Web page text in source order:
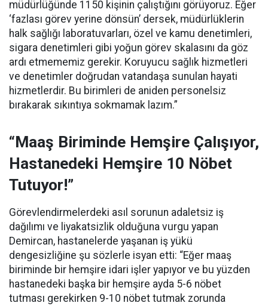
müdürlüğünde 1150 kişinin çalıştığını görüyoruz. Eğer
‘fazlası görev yerine dönsün’ dersek, müdürlüklerin
halk sağlığı laboratuvarları, özel ve kamu denetimleri,
sigara denetimleri gibi yoğun görev skalasını da göz
ardı etmememiz gerekir. Koruyucu sağlık hizmetleri
ve denetimler doğrudan vatandaşa sunulan hayati
hizmetlerdir. Bu birimleri de aniden personelsiz
bırakarak sıkıntıya sokmamak lazım.”
“Maaş Biriminde Hemşire Çalışıyor,
Hastanedeki Hemşire 10 Nöbet
Tutuyor!”
Görevlendirmelerdeki asıl sorunun adaletsiz iş
dağılımı ve liyakatsizlik olduğuna vurgu yapan
Demircan, hastanelerde yaşanan iş yükü
dengesizliğine şu sözlerle isyan etti: “Eğer maaş
biriminde bir hemşire idari işler yapıyor ve bu yüzden
hastanedeki başka bir hemşire ayda 5-6 nöbet
tutması gerekirken 9-10 nöbet tutmak zorunda